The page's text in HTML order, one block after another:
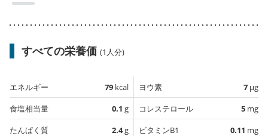
すべての栄養価 (1人分)
エネルギー 79 kcal
食塩相当量
0.1 g
たんぱく質
2.4g
ヨウ素 7 µg
コレステロール
5 mg
ビタミンB1
0.11 mg